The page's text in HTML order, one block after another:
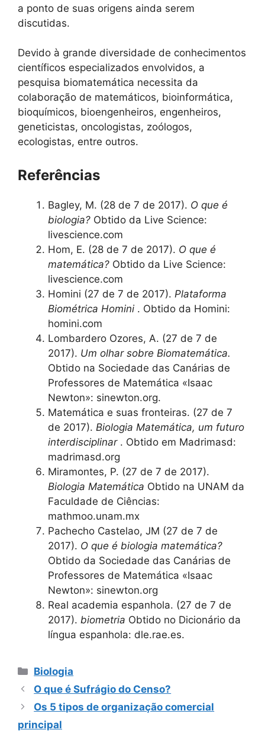
a ponto de suas origens ainda serem
discutidas.
Devido à grande diversidade de conhecimentos
científicos especializados envolvidos, a
pesquisa biomatemática necessita da
colaboração de matemáticos, bioinformática,
bioquímicos, bioengenheiros, engenheiros,
geneticistas, oncologistas, zoólogos,
ecologistas, entre outros.
Referências
Bagley, M. (28 de 7 de 2017). O que é
biologia? Obtido da Live Science:
livescience.com
Hom, E. (28 de 7 de 2017). O que é
matemática? Obtido da Live Science:
livescience.com
Homini (27 de 7 de 2017). Plataforma
Biométrica Homini . Obtido da Homini:
homini.com
Lombardero Ozores, A. (27 de 7 de
2017). Um olhar sobre Biomatemática.
Obtido na Sociedade das Canárias de
Professores de Matemática «Isaac
Newton»: sinewton.org.
Matemática e suas fronteiras. (27 de 7
de 2017). Biologia Matemática, um futuro
interdisciplinar. Obtido em Madrimasd:
madrimasd.org
Miramontes, P. (27 de 7 de 2017).
Biologia Matemática Obtido na UNAM da
Faculdade de Ciências:
mathmoo.unam.mx
Pachecho Castelao, JM (27 de 7 de
2017). O que é biologia matemática?
Obtido da Sociedade das Canárias de
Professores de Matemática «Isaac
Newton»: sinewton.org
Real academia espanhola. (27 de 7 de
2017). biometria Obtido no Dicionário da
língua espanhola: dle.rae.es.
Categorias
Biologia
O que é Sufrágio do Censo?
Os 5 tipos de organização comercial
principal